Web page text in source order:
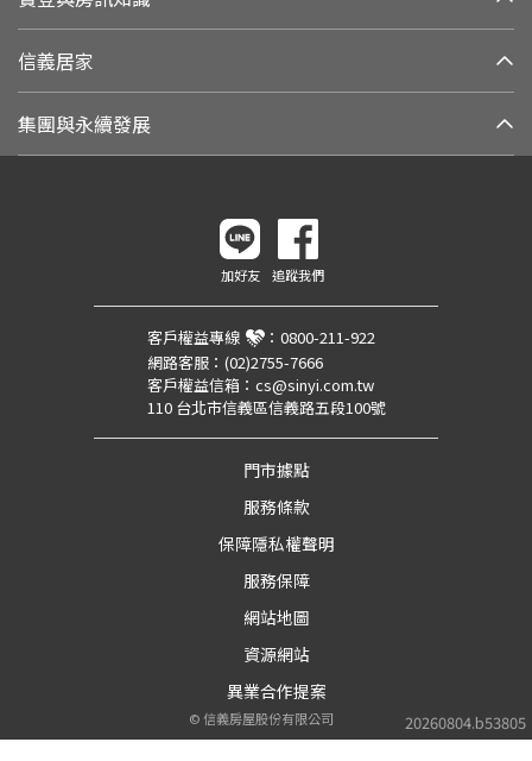
信義居家
集團與永續發展
20260804.b53805
加好友 追蹤我們
客戶權益專線 ： 0800-211-922
網路客服： (02)2755-7666
客戶權益信箱： cs@sinyi.com.tw
110 台北市信義區信義路五段100號
門市據點
服務條款
保障隱私權聲明
服務保障
網站地圖
資源網站
異業合作提案
©信義房屋股份有限公司